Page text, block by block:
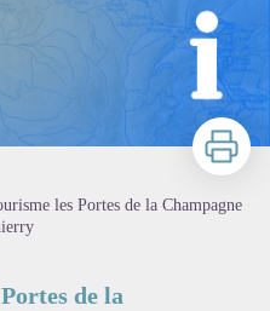
Print
les Portes de la Champagne
de la